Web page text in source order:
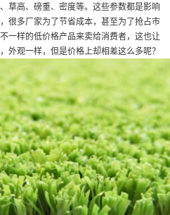
草高、磅重、密度等。这些参数都是影响
很多厂家为了节省成本，甚至为了抢占市
一样的低价格产品来卖给消费者，这也让
外观一样，但是价格上却相差这么多呢？